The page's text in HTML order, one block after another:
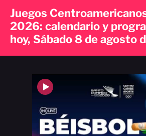
Juegos
2026: calendario y
hoy, Sábado 8 de agosto